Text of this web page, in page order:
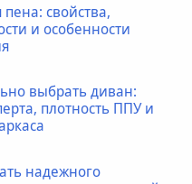
свойства,
и особенности
выбрать диван:
плотность ППУ и
надежного